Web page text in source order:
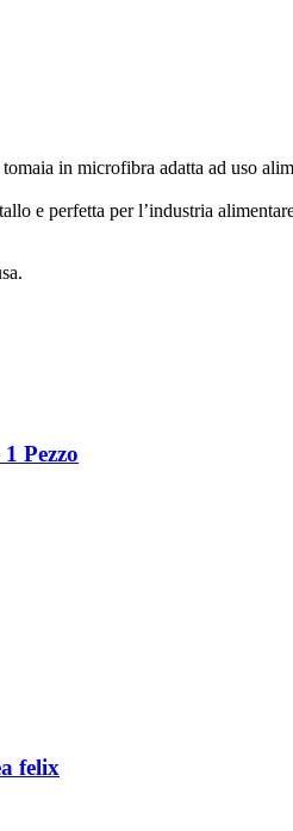
in microfibra adatta ad uso
e perfetta per l’industria
Pezzo
felix